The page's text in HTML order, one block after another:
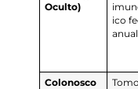
Oculto)
ico
Colonosco